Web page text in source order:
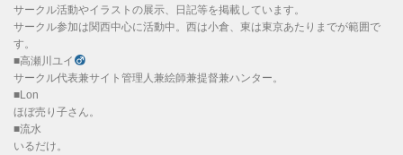
サークル活動やイラストの展示、日記等を掲載しています。
サークル参加は関西中心に活動中。西は小倉、東は東京あたりまでが範囲で
す。
■高瀬川ユイ
サークル代表兼サイト管理人兼絵師兼提督兼ハンター。
■Lon
ほぼ売り子さん。
■流水
いるだけ。